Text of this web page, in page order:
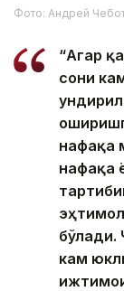
Фото: Андрей
“Агар
сони
нафақа
нафақа
бўлади.
кам